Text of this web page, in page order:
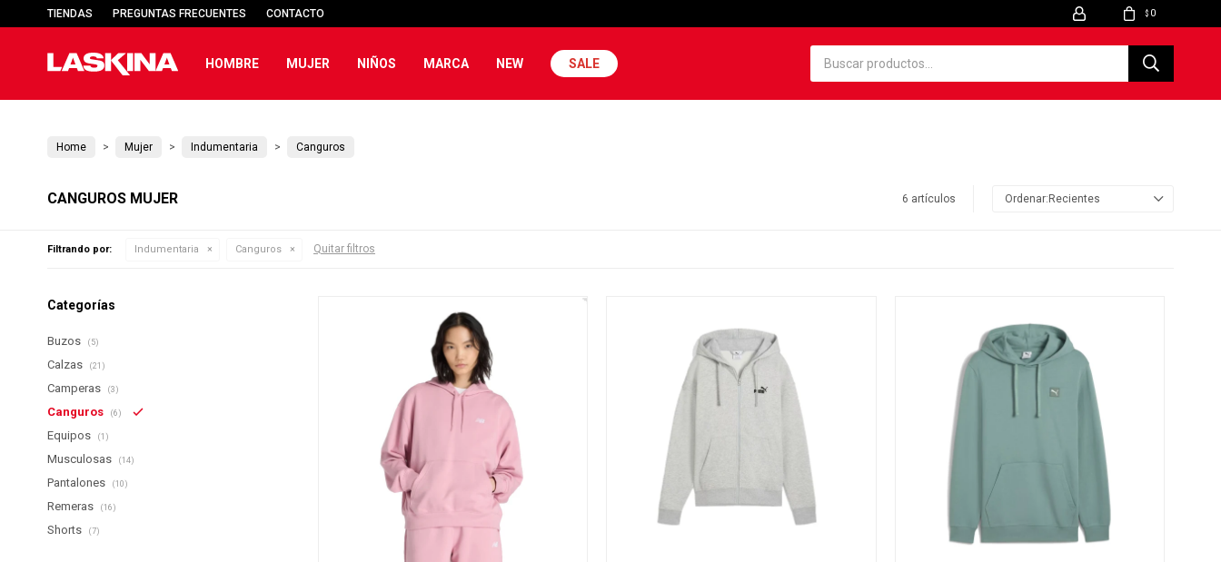
HOMBRE MUJER NIÑOS MARCA NEW SALE
$ 0
TIENDAS PREGUNTAS FRECUENTES CONTACTO
Home Mujer Indumentaria Canguros
CANGUROS MUJER 6 artículos Recientes
Filtrando por: Indumentaria Canguros Quitar filtros
Categorías
Buzos (5)
Calzas (21)
Camperas (3)
Canguros (6)
Equipos (1)
Musculosas (14)
Pantalones (10)
Remeras (16)
Shorts (7)